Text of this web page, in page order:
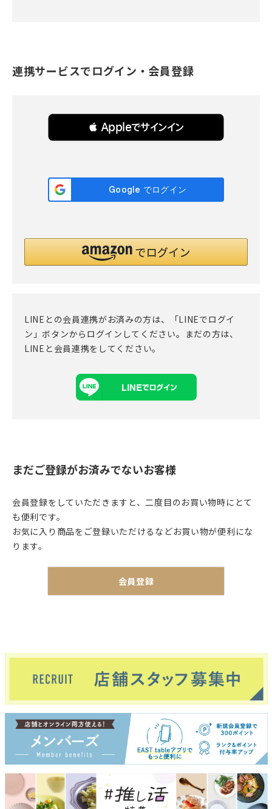
連携サービスでログイン・会員登録
 Appleでサインイン
LINEとの会員連携がお済みの方は、「LINEでログイ
ン」ボタンからログインしてください。まだの方は、
LINEと会員連携をしてください。
まだご登録がお済みでないお客様
会員登録をしていただきますと、二度目のお買い物時にとて
も便利です。
お気に入り商品をご登録いただけるなどお買い物が便利にな
ります。
会員登録